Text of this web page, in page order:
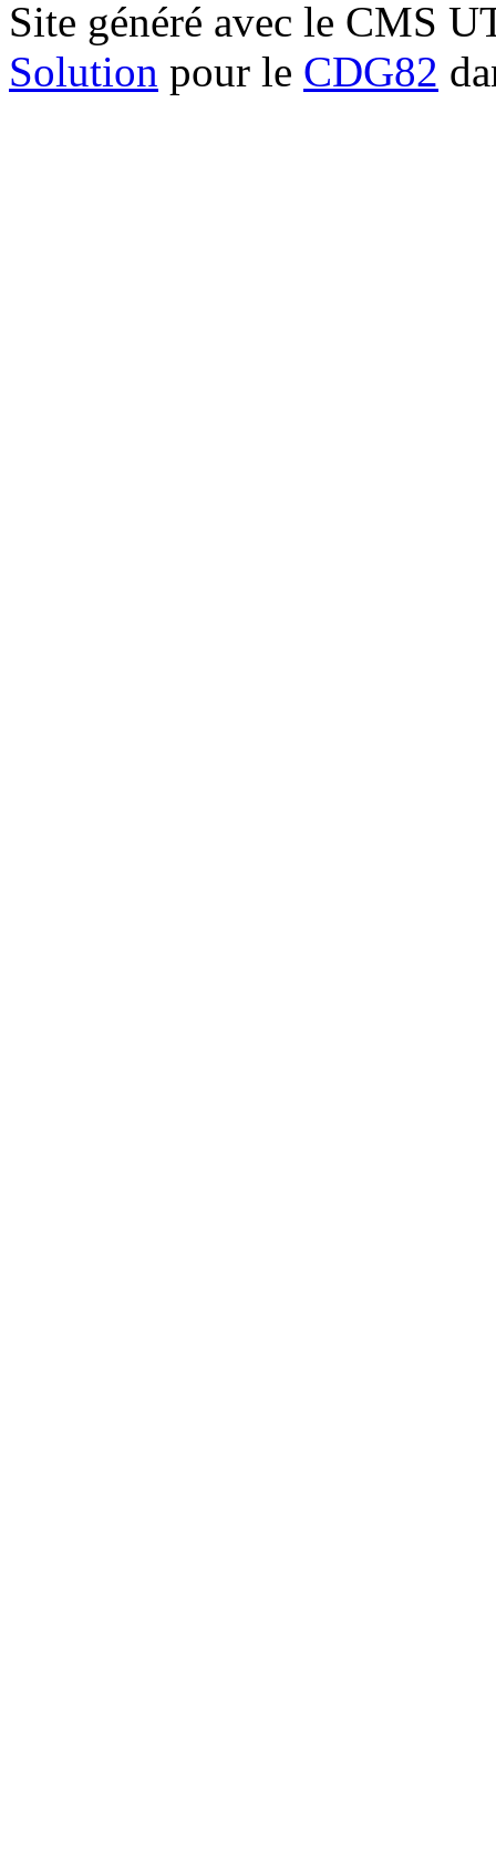
Site généré avec le CMS
Solution pour le CDG82